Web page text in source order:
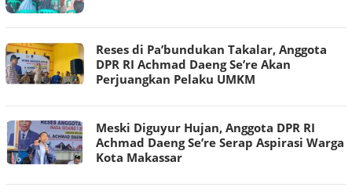
Reses di Pa’bundukan Takalar, Anggota
DPR RI Achmad Daeng Se’re Akan
Perjuangkan Pelaku UMKM
Meski Diguyur Hujan, Anggota DPR RI
Achmad Daeng Se’re Serap Aspirasi Warga
Kota Makassar